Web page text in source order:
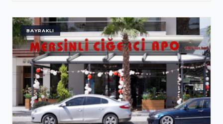
BAYRAKLI